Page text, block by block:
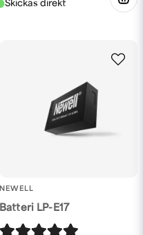
NEWELL
Batteri LP-E17